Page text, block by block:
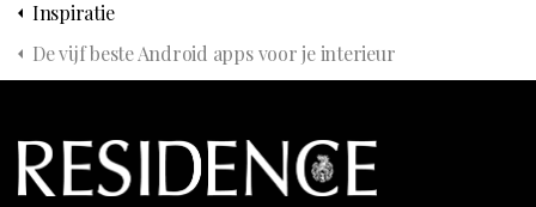
Inspiratie
De vijf beste Android apps voor je interieur